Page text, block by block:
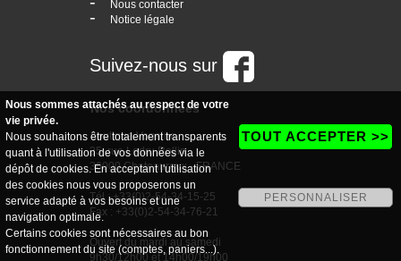
Nous contacter
- Notice légale
Suivez-nous sur
Nos coordonnées
boutique Vogaine
35, rue Ledru Rollin
36000 Chateauroux - FRANCE
Tél : +33(0)2-54-34-15-25
Fax : +33(0)2-54-34-76-21
Ouvert du mardi au samedi
9h30/12h00 et 14h00/19h00
Nous sommes attachés au respect de votre
vie privée.
Nous souhaitons être totalement transparents
quant à l'utilisation de vos données via le
dépôt de cookies. En acceptant l'utilisation
des cookies nous vous proposerons un
service adapté à vos besoins et une
navigation optimale.
Certains cookies sont nécessaires au bon
fonctionnement du site (comptes, paniers...).
TOUT ACCEPTER >>
PERSONNALISER